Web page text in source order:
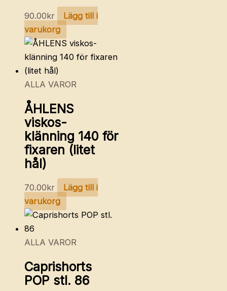
90.00kr
Lägg till i
varukorg
ALLA VAROR
ÅHLENS
viskos-
klänning 140 för
fixaren (litet
hål)
70.00kr
Lägg till i
varukorg
ALLA VAROR
Caprishorts
POP stl. 86